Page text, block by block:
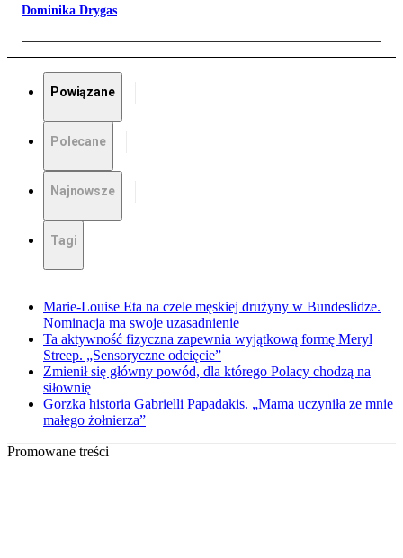
Dominika Drygas
Powiązane
Polecane
Najnowsze
Tagi
Marie-Louise Eta na czele męskiej drużyny w Bundeslidze.
Nominacja ma swoje uzasadnienie
Ta aktywność fizyczna zapewnia wyjątkową formę Meryl
Streep. „Sensoryczne odcięcie”
Zmienił się główny powód, dla którego Polacy chodzą na
siłownię
Gorzka historia Gabrielli Papadakis. „Mama uczyniła ze mnie
małego żołnierza”
Promowane treści